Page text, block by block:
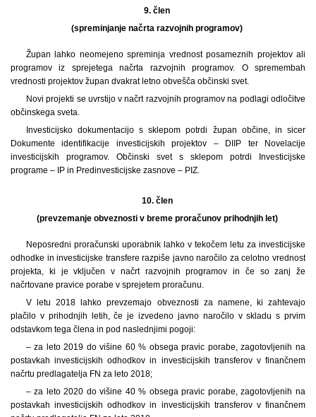
9. člen
(spreminjanje načrta razvojnih programov)
Župan lahko neomejeno spreminja vrednost posameznih projektov ali
programov iz sprejetega načrta razvojnih programov. O spremembah
vrednosti projektov župan dvakrat letno obvešča občinski svet.
Novi projekti se uvrstijo v načrt razvojnih programov na podlagi odločitve
občinskega sveta.
Investicijsko dokumentacijo s sklepom potrdi župan občine, in sicer
Dokumente identifikacije investicijskih projektov – DIIP ter Novelacije
investicijskih programov. Občinski svet s sklepom potrdi Investicijske
programe – IP in Predinvesticijske zasnove – PIZ.
10. člen
(prevzemanje obveznosti v breme proračunov prihodnjih let)
Neposredni proračunski uporabnik lahko v tekočem letu za investicijske
odhodke in investicijske transfere razpiše javno naročilo za celotno vrednost
projekta, ki je vključen v načrt razvojnih programov in če so zanj že
načrtovane pravice porabe v sprejetem proračunu.
V letu 2018 lahko prevzemajo obveznosti za namene, ki zahtevajo
plačilo v prihodnjih letih, če je izvedeno javno naročilo v skladu s prvim
odstavkom tega člena in pod naslednjimi pogoji:
– za leto 2019 do višine 60 % obsega pravic porabe, zagotovljenih na
postavkah investicijskih odhodkov in investicijskih transferov v finančnem
načrtu predlagatelja FN za leto 2018;
– za leto 2020 do višine 40 % obsega pravic porabe, zagotovljenih na
postavkah investicijskih odhodkov in investicijskih transferov v finančnem